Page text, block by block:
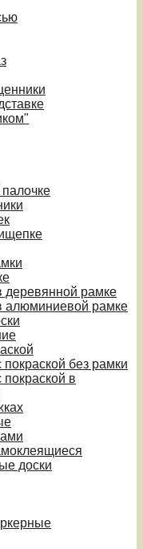
деревянной рамке
алюминиевой рамке
без рамки
в
доски